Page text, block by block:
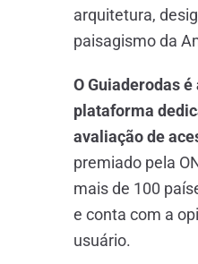
arquitetura,
paisagismo da
O Guiaderodas
plataforma
avaliação de
premiado pela
mais de 100
e conta com a
usuário.